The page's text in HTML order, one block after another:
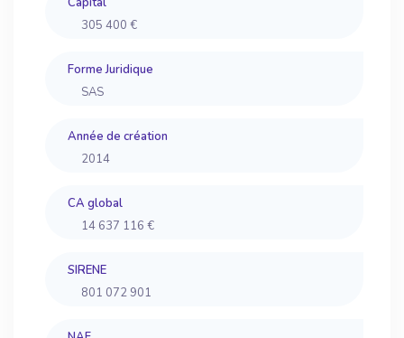
305 400 €
Forme Juridique
SAS
Année de création
2014
CA global
14 637 116 €
SIRENE
801 072 901